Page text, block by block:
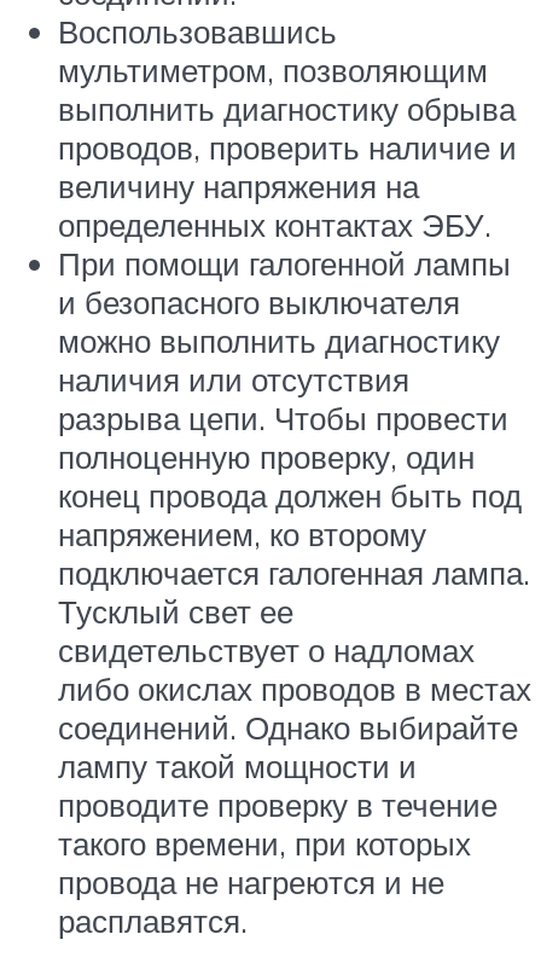
Воспользовавшись
мультиметром, позволяющим
выполнить диагностику обрыва
проводов, проверить наличие и
величину напряжения на
определенных контактах ЭБУ.
При помощи галогенной лампы
и безопасного выключателя
можно выполнить диагностику
наличия или отсутствия
разрыва цепи. Чтобы провести
полноценную проверку, один
конец провода должен быть под
напряжением, ко второму
подключается галогенная лампа.
Тусклый свет ее
свидетельствует о надломах
либо окислах проводов в местах
соединений. Однако выбирайте
лампу такой мощности и
проводите проверку в течение
такого времени, при которых
провода не нагреются и не
расплавятся.